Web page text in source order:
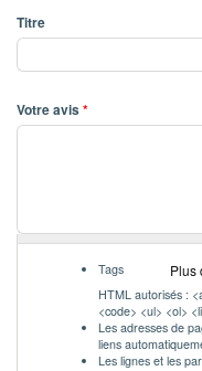
Titre
Votre avis*
Plus
Tags
HTML autorisés :
<code> <ul> <ol>
Les adresses de
liens
Les lignes et les